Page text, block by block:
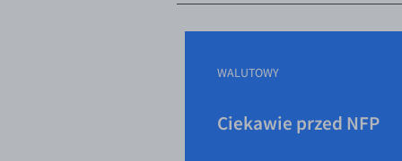
WALUTOWY
Ciekawie przed NFP